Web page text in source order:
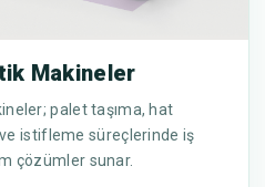
Makineler
palet taşıma, hat
istifleme süreçlerinde iş
çözümler sunar.